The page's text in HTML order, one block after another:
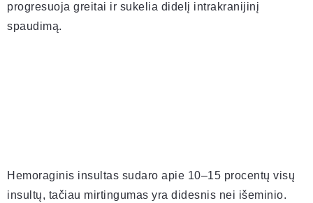
progresuoja greitai ir sukelia didelį intrakranijinį
spaudimą.
Hemoraginis insultas sudaro apie 10–15 procentų visų
insultų, tačiau mirtingumas yra didesnis nei išeminio.